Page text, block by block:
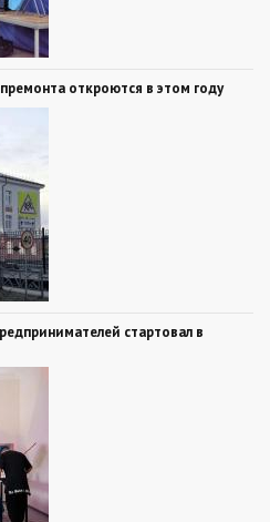
откроются в этом году
стартовал в